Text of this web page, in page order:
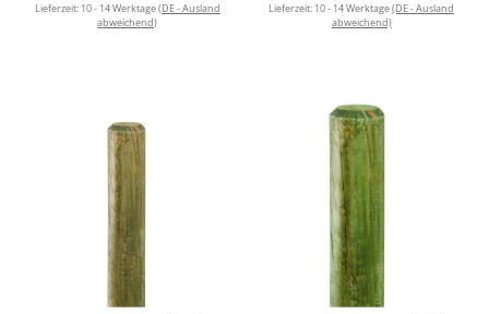
Lieferzeit: 10 - 14 Werktage(DE - Ausland
abweichend)
Lieferzeit: 10 - 14 Werktage(DE - Ausland
abweichend)